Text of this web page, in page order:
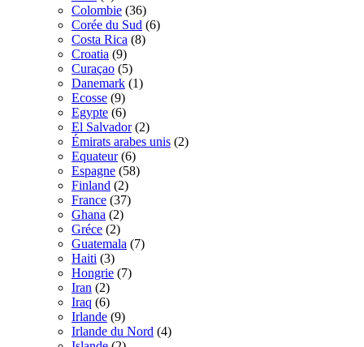
Colombie (36)
Corée du Sud (6)
Costa Rica (8)
Croatia (9)
Curaçao (5)
Danemark (1)
Ecosse (9)
Egypte (6)
El Salvador (2)
Émirats arabes unis (2)
Equateur (6)
Espagne (58)
Finland (2)
France (37)
Ghana (2)
Gréce (2)
Guatemala (7)
Haiti (3)
Hongrie (7)
Iran (2)
Iraq (6)
Irlande (9)
Irlande du Nord (4)